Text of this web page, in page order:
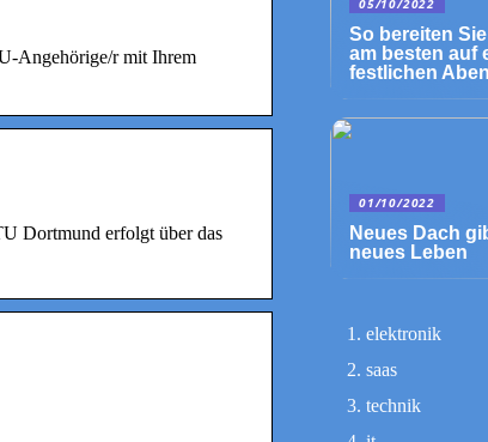
Angehörige/r mit Ihrem
Dortmund erfolgt über das
05/10/2022
So bereiten
am besten auf
festlichen
01/10/2022
Neues Dach
neues Leben
elektronik
saas
technik